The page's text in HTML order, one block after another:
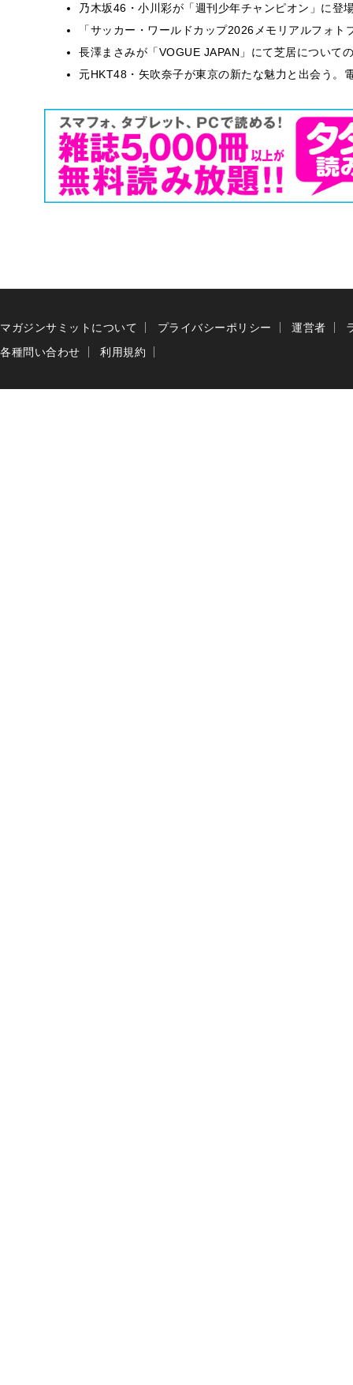
乃木坂46・小川彩が「週刊少年チャンピオン」に
「サッカー・ワールドカップ2026メモリアルフォ
長澤まさみが「VOGUE JAPAN」にて芝居について
元HKT48・矢吹奈子が東京の新たな魅力と出会う
マガジンサミットについて プライバシーポリシー 運営者
各種問い合わせ
利用規約